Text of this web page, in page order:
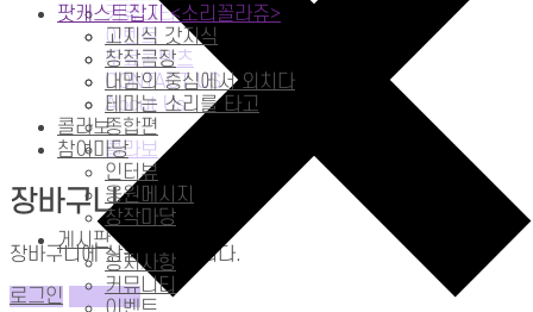
커뮤니티
이벤트
무료콘텐츠
CONTACT US
About Us
콜라보
콜라보
장바구니
장바구니에 상품이 없습니다.
로그인
회원가입
팟캐스트잡지 <소리꼴라쥬>
고지식 갓지식
창작극장
내맘의 중심에서 외치다
테마는 소리를 타고
종합편
참여마당
인터뷰
응원메시지
창작마당
게시판
공지사항
커뮤니티
[미리듣기] 옥자
미 등록